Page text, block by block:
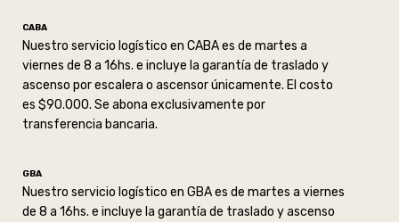
CABA
Nuestro servicio logístico en CABA es de martes a
viernes de 8 a 16hs. e incluye la garantía de traslado y
ascenso por escalera o ascensor únicamente. El costo
es $90.000. Se abona exclusivamente por
transferencia bancaria.
GBA
Nuestro servicio logístico en GBA es de martes a viernes
de 8 a 16hs. e incluye la garantía de traslado y ascenso